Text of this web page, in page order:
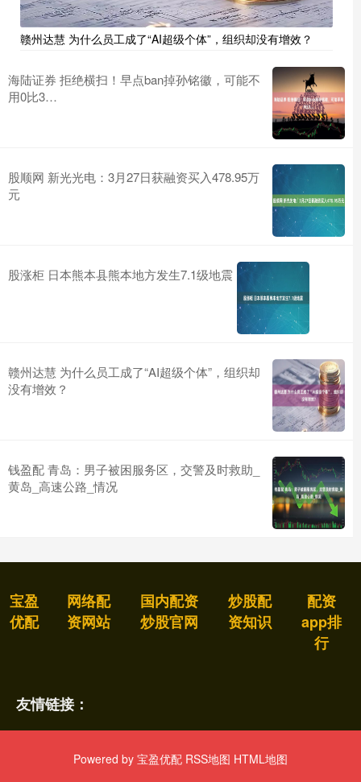
赣州达慧 为什么员工成了“AI超级个体”，组织却没有增效？
海陆证券 拒绝横扫！早点ban掉孙铭徽，可能不
用0比3…
股顺网 新光光电：3月27日获融资买入478.95万
元
股涨柜 日本熊本县熊本地方发生7.1级地震
赣州达慧 为什么员工成了“AI超级个体”，组织却
没有增效？
钱盈配 青岛：男子被困服务区，交警及时救助_
黄岛_高速公路_情况
宝盈
优配
网络配
资网站
国内配资
炒股官网
炒股配
资知识
配资
app排
行
友情链接：
Powered by 宝盈优配 RSS地图 HTML地图